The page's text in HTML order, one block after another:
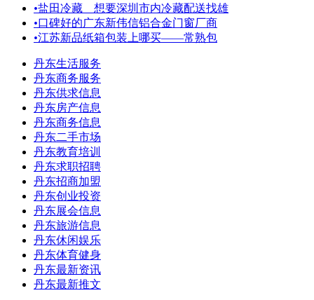
•盐田冷藏＿想要深圳市内冷藏配送找雄
•口碑好的广东新伟信铝合金门窗厂商
•江苏新品纸箱包装上哪买——常熟包
丹东生活服务
丹东商务服务
丹东供求信息
丹东房产信息
丹东商务信息
丹东二手市场
丹东教育培训
丹东求职招聘
丹东招商加盟
丹东创业投资
丹东展会信息
丹东旅游信息
丹东休闲娱乐
丹东体育健身
丹东最新资讯
丹东最新推文